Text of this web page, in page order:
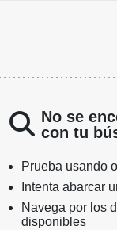
No se
con tu
Prueba usando
Intenta abarcar
Navega por los
disponibles